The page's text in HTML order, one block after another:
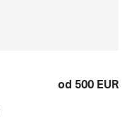
od 500 EUR